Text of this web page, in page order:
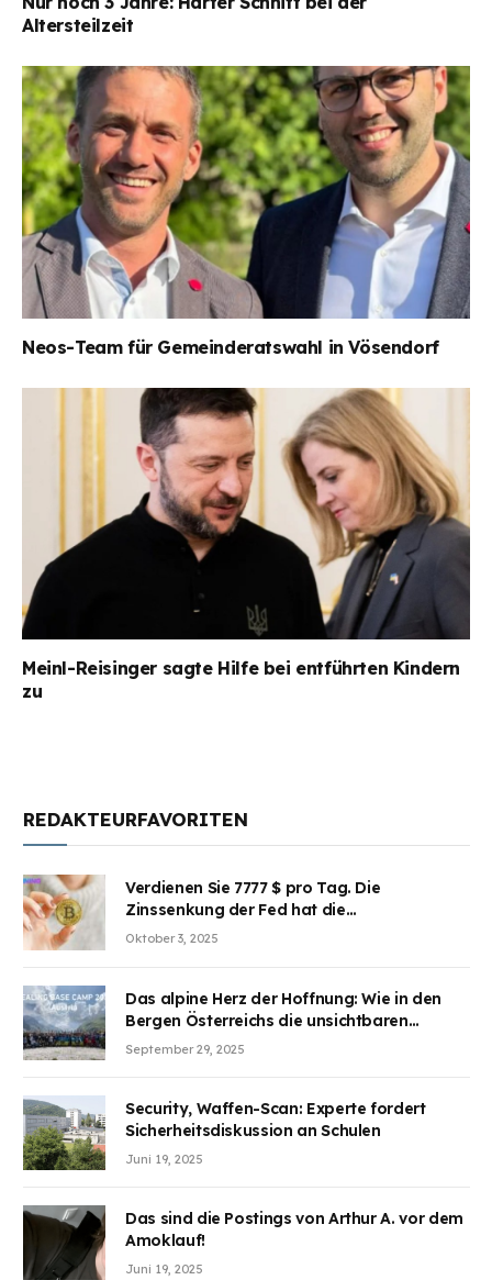
Altersteilzeit
Neos-Team für Gemeinderatswahl in Vösendorf
Meinl-Reisinger sagte Hilfe bei entführten Kindern
zu
REDAKTEURFAVORITEN
Verdienen Sie 7777 $ pro Tag. Die
Zinssenkung der Fed hat die
Aufmerksamkeit des Marktes erregt.
Oktober 3, 2025
Das alpine Herz der Hoffnung: Wie in den
Bergen Österreichs die unsichtbaren
Wunden des Kriegesheilen
September 29, 2025
Security, Waffen-Scan: Experte fordert
Sicherheitsdiskussion an Schulen
Juni 19, 2025
Das sind die Postings von Arthur A. vor dem
Amoklauf!
Juni 19, 2025